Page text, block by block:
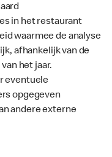
in het restaurant
waarmee de analyse
afhankelijk van de
het jaar.
eventuele
opgegeven
andere externe